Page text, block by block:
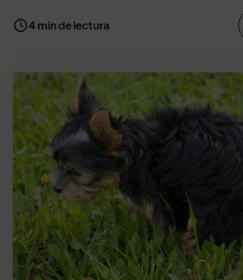
4 min de lectura